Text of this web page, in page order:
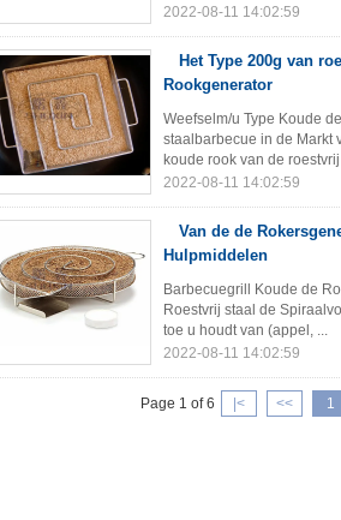
2022-08-11 14:02:59
Het Type 200g van
Rookgenerator
Weefselm/u Type Koude
staalbarbecue in de Markt
koude rook van de roestvrij
2022-08-11 14:02:59
Van de de
Hulpmiddelen
Barbecuegrill Koude de
Roestvrij staal de
toe u houdt van (appel, ...
2022-08-11 14:02:59
Page 1 of 6 |< << 1